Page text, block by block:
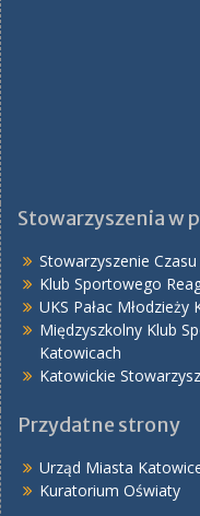
Stowarzyszenia w
Stowarzyszenie
Klub Sportowego
UKS Pałac Młodzieży
Międzyszkolny Klub
Katowicach
Katowickie
Przydatne strony
Urząd Miasta
Kuratorium Oświaty